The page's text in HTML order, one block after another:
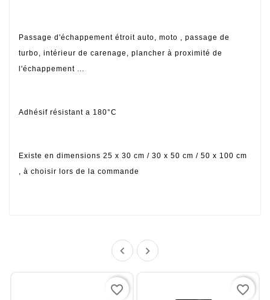
Passage d'échappement étroit auto, moto , passage de
turbo, intérieur de carenage, plancher à proximité de
l'échappement ...
Adhésif résistant a 180°C
Existe en dimensions 25 x 30 cm / 30 x 50 cm / 50 x 100 cm
, à choisir lors de la commande
 
favorite_border favorite_border